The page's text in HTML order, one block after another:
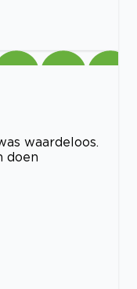
waardeloos.
doen